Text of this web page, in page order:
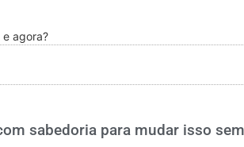
agora?
sabedoria para mudar isso